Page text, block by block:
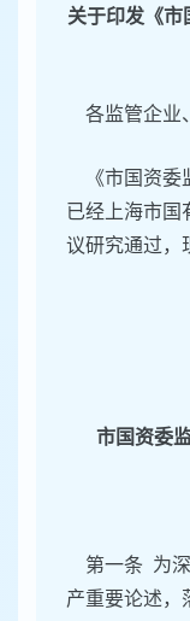
关于印发《市
各监管企业
《市国资委
已经上海市国
议研究通过，
市国资委
第一条 为深
产重要论述，